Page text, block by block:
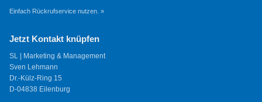
Einfach Rückrufservice nutzen. »
Jetzt Kontakt knüpfen
SL | Marketing & Management
Sven Lehmann
Dr.-Külz-Ring 15
D-04838 Eilenburg